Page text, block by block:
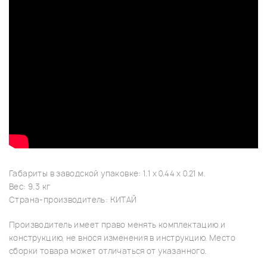
Габариты в заводской упаковке: 1.1 x 0.44 x 0.21 м.
Вес: 9.3 кг
Страна-производитель: КИТАЙ
Производитель имеет право менять комплектацию и
конструкцию, не внося изменения в инструкцию. Место
сборки товара может отличаться от указанного.